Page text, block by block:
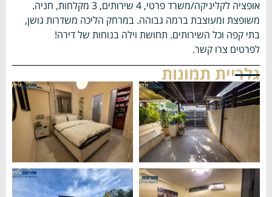
אופציה לקליניקה/משרד פרטי, 4 שירותים, 3 מקלחות, חניה.
משופצת ומעוצבת ברמה גבוהה. במרחק הליכה משדרות גושן,
בתי קפה וכל השירותים. תחושת וילה בנוחות של דירה!
לפרטים צרו קשר.
גלריית תמונות